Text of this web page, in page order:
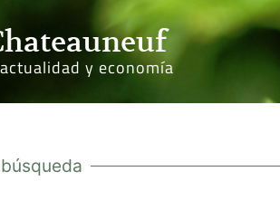
y economía